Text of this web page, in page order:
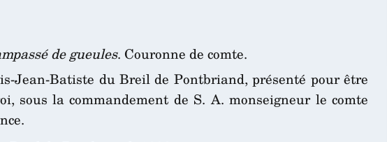
de gueules. Couronne de comte.
Jean-Batiste du Breil de Pontbriand, présenté pour être
sous la commandement de S. A. monseigneur le comte